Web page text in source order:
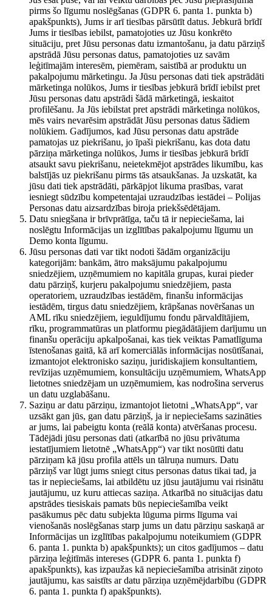
pirms šo līgumu noslēgšanas (GDPR 6. panta 1. punkta b)
apakšpunkts), Jums ir arī tiesības pārsūtīt datus. Jebkurā brīdī
Jums ir tiesības iebilst, pamatojoties uz Jūsu konkrēto
situāciju, pret Jūsu personas datu izmantošanu, ja datu pārziņš
apstrādā Jūsu personas datus, pamatojoties uz savām
leģitīmajām interesēm, piemēram, saistībā ar produktu un
pakalpojumu mārketingu. Ja Jūsu personas dati tiek apstrādāti
mārketinga nolūkos, Jums ir tiesības jebkurā brīdī iebilst pret
Jūsu personas datu apstrādi šādā mārketingā, ieskaitot
profilēšanu. Ja Jūs iebilstat pret apstrādi mārketinga nolūkos,
mēs vairs nevarēsim apstrādāt Jūsu personas datus šādiem
nolūkiem. Gadījumos, kad Jūsu personas datu apstrāde
pamatojas uz piekrišanu, jo īpaši piekrišanu, kas dota datu
pārziņa mārketinga nolūkos, Jums ir tiesības jebkurā brīdī
atsaukt savu piekrišanu, neietekmējot apstrādes likumību, kas
balstījās uz piekrišanu pirms tās atsaukšanas. Ja uzskatāt, ka
jūsu dati tiek apstrādāti, pārkāpjot likuma prasības, varat
iesniegt sūdzību kompetentajai uzraudzības iestādei – Polijas
Personas datu aizsardzības biroja priekšsēdētājam.
Datu sniegšana ir brīvprātīga, taču tā ir nepieciešama, lai
noslēgtu Informācijas un izglītības pakalpojumu līgumu un
Demo konta līgumu.
Jūsu personas dati var tikt nodoti šādām organizāciju
kategorijām: bankām, ātro maksājumu pakalpojumu
sniedzējiem, uzņēmumiem no kapitāla grupas, kurai pieder
datu pārziņš, kurjeru pakalpojumu sniedzējiem, pasta
operatoriem, uzraudzības iestādēm, finanšu informācijas
iestādēm, tirgus datu sniedzējiem, krāpšanas novēršanas un
AML rīku sniedzējiem, ieguldījumu fondu pārvaldītājiem,
rīku, programmatūras un platformu piegādātājiem darījumu un
finanšu operāciju apkalpošanai, kas tiek veiktas Pamatlīguma
īstenošanas gaitā, kā arī komerciālās informācijas nosūtīšanai,
izmantojot elektronisko saziņu, juridiskajiem konsultantiem,
revīzijas uzņēmumiem, konsultāciju uzņēmumiem, WhatsApp
lietotnes sniedzējam un uzņēmumiem, kas nodrošina serverus
un datu uzglabāšanu.
Saziņu ar datu pārziņu, izmantojot lietotni „WhatsApp“, var
uzsākt gan jūs, gan datu pārziņš, ja ir nepieciešams sazināties
ar jums, lai pabeigtu konta (reālā konta) atvēršanas procesu.
Tādējādi jūsu personas dati (atkarībā no jūsu privātuma
iestatījumiem lietotnē „WhatsApp“) var tikt nosūtīti datu
pārziņam kā jūsu profila attēls un tālruņa numurs. Datu
pārziņš var lūgt jums sniegt citus personas datus tikai tad, ja
tas ir nepieciešams, lai atbildētu uz jūsu jautājumu vai risinātu
jautājumu, uz kuru attiecas saziņa. Atkarībā no situācijas datu
apstrādes tiesiskais pamats būs nepieciešamība veikt
pasākumus pēc datu subjekta lūguma pirms līguma vai
vienošanās noslēgšanas starp jums un datu pārziņu saskaņā ar
Informācijas un izglītības pakalpojumu noteikumiem (GDPR
6. panta 1. punkta b) apakšpunkts); un citos gadījumos – datu
pārziņa leģitīmās intereses (GDPR 6. panta 1. punkta f)
apakšpunkts), kas izpaužas kā nepieciešamība atrisināt ziņoto
jautājumu, kas saistīts ar datu pārziņa uzņēmējdarbību (GDPR
6. panta 1. punkta f) apakšpunkts).